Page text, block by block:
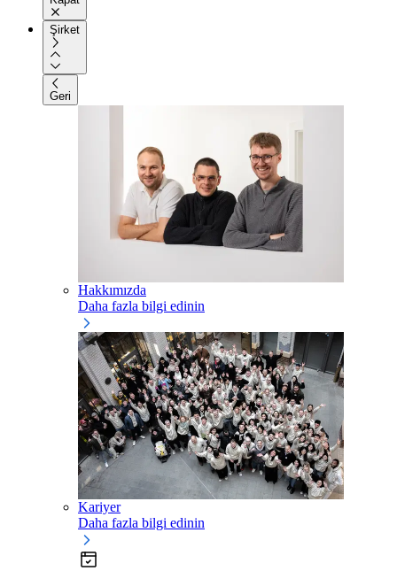
Şirket
Geri
Hakkımızda
Daha fazla bilgi edinin
Kariyer
Daha fazla bilgi edinin